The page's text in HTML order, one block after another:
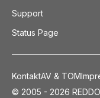
Support
Status Page
© 2005 - 2026
KontaktAV & TOM